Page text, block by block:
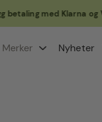
med Klarna og Vipps
Merker Nyheter